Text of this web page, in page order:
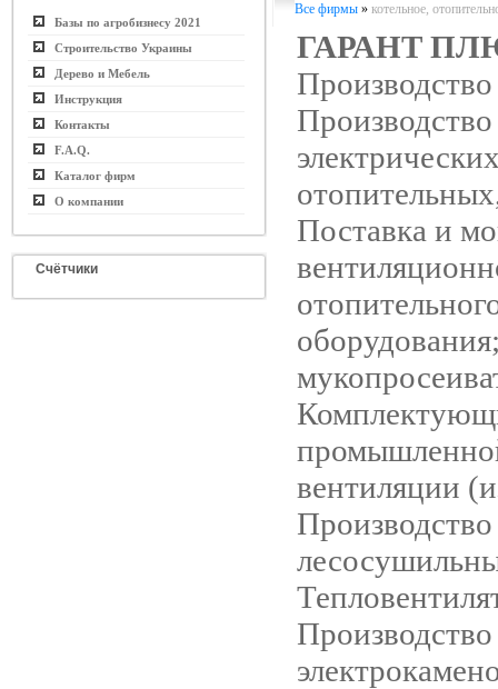
Базы по агробизнесу 2021
Строительство Украины
Дерево и Мебель
Инструкция
Контакты
F.A.Q.
Каталог фирм
О компании
Счётчики
Все фирмы » котельное,
ГАРАНТ
Производство
Поставка и
вентиляции
Производство